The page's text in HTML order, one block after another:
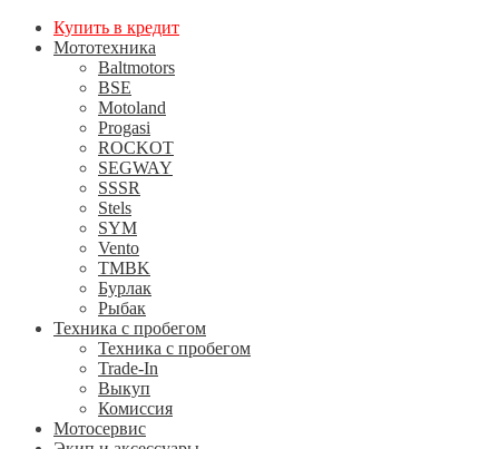
Купить в кредит
Мототехника
Baltmotors
BSE
Motoland
Progasi
ROCKOT
SEGWAY
SSSR
Stels
SYM
Vento
TMBK
Бурлак
Рыбак
Техника с пробегом
Техника с пробегом
Trade-In
Выкуп
Комиссия
Мотосервис